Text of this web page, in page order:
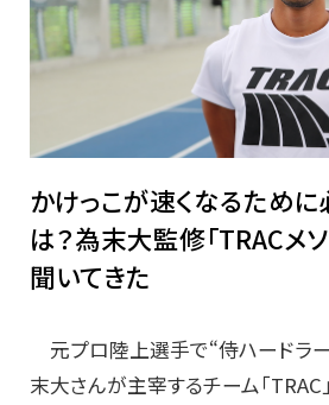
かけっこが速くなるため
は？為末大監修「TRACメ
聞いてきた
元プロ陸上選手で“侍ハードラ
末大さんが主宰するチーム「TRAC